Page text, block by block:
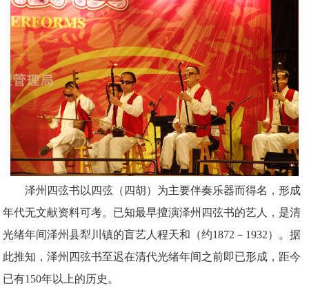
泽州四弦书以四弦（四胡）为主要伴奏乐器而得名，形成
年代无文献资料可考。已知最早擅演泽州四弦书的艺人，是清
光绪年间泽州县犁川镇的盲艺人程天和（约1872－1932）。据
此推知，泽州四弦书至迟在清代光绪年间之前即已形成，距今
已有150年以上的历史。